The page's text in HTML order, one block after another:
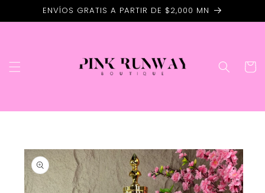
directamente
al contenido
ENVÍOS GRATIS A PARTIR DE $2,000 MN
Carrito
información
del producto